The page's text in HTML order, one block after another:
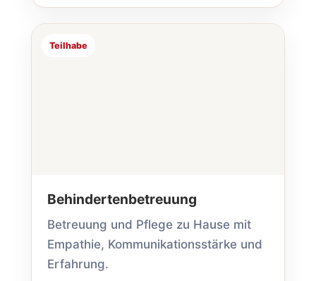
Teilhabe
Behinderten­betreuung
Betreuung und Pflege zu Hause mit
Empathie, Kommunikations­stärke und
Erfahrung.